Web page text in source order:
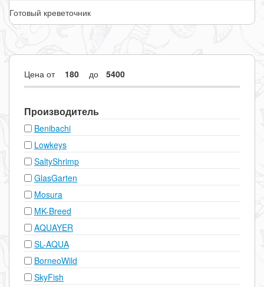
Готовый креветочник
Цена от до
Производитель
Benibachi
Lowkeys
SaltyShrimp
GlasGarten
Mosura
MK-Breed
AQUAYER
SL-AQUA
BorneoWild
SkyFish